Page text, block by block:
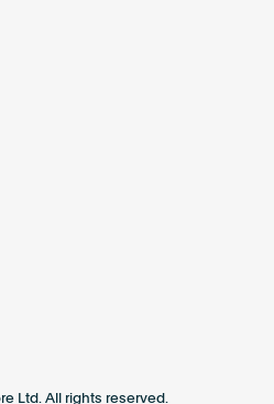
Ltd. All rights reserved.